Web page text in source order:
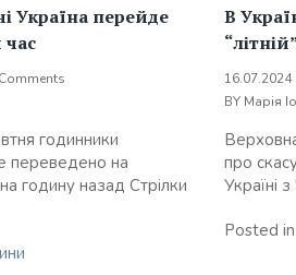
Україна перейде
годинники
переведено на
годину назад Стрілки
В
16.07.2024
BY Марія
про
Україні
Posted in